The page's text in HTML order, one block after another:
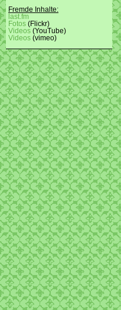
Fremde Inhalte:
last.fm
Fotos (Flickr)
Videos (YouTube)
Videos (vimeo)